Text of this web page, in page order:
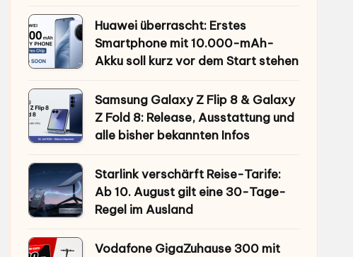
Huawei überrascht: Erstes
Smartphone mit 10.000-mAh-
Akku soll kurz vor dem Start stehen
Samsung Galaxy Z Flip 8 & Galaxy
Z Fold 8: Release, Ausstattung und
alle bisher bekannten Infos
Starlink verschärft Reise-Tarife:
Ab 10. August gilt eine 30-Tage-
Regel im Ausland
Vodafone GigaZuhause 300 mit